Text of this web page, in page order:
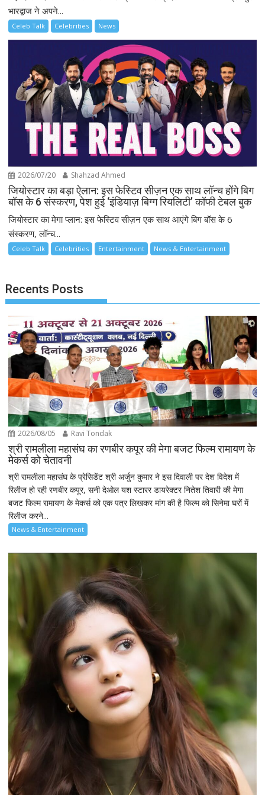
भारद्वाज ने अपने...
Celeb Talk Celebrities News
2026/07/20 Shahzad Ahmed
जियोस्टार का बड़ा ऐलान: इस फेस्टिव सीज़न एक साथ लॉन्च होंगे बिग
बॉस के 6 संस्करण, पेश हुई ‘इंडियाज़ बिग्ग रियलिटी’ कॉफी टेबल बुक
जियोस्टार का मेगा प्लान: इस फेस्टिव सीज़न एक साथ आएंगे बिग बॉस के 6
संस्करण, लॉन्च...
Celeb Talk Celebrities Entertainment News & Entertainment
Recents Posts
2026/08/05 Ravi Tondak
श्री रामलीला महासंघ का रणबीर कपूर की मेगा बजट फिल्म रामायण के
मेकर्स को चेतावनी
श्री रामलीला महासंघ के प्रेसिडेंट श्री अर्जुन कुमार ने इस दिवाली पर देश विदेश में
रिलीज हो रही रणबीर कपूर, सनी देओल यश स्टारर डायरेक्टर नितेश तिवारी की मेगा
बजट फिल्म रामायण के मेकर्स को एक पत्र लिखकर मांग की है फिल्म को सिनेमा घरों में
रिलीज करने...
News & Entertainment